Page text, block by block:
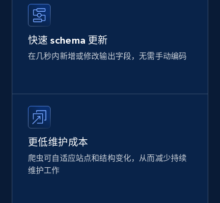
快速 schema 更新
在几秒内新增或修改输出字段，无需手动编码
更低维护成本
爬虫可自适应站点和结构变化，从而减少持续
维护工作